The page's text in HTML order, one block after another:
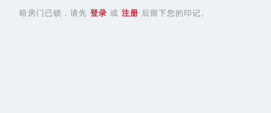
暗房门已锁，请先 登录 或 注册 后留下您的印记。